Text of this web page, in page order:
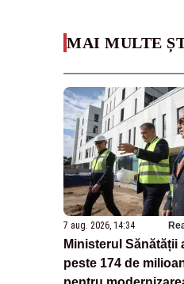
MAI MULTE
7 aug. 2026, 14:34
Ministerul Sănătății
peste 174 de